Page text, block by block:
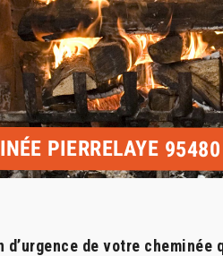
PIERRELAYE 95480
d’urgence de votre cheminée